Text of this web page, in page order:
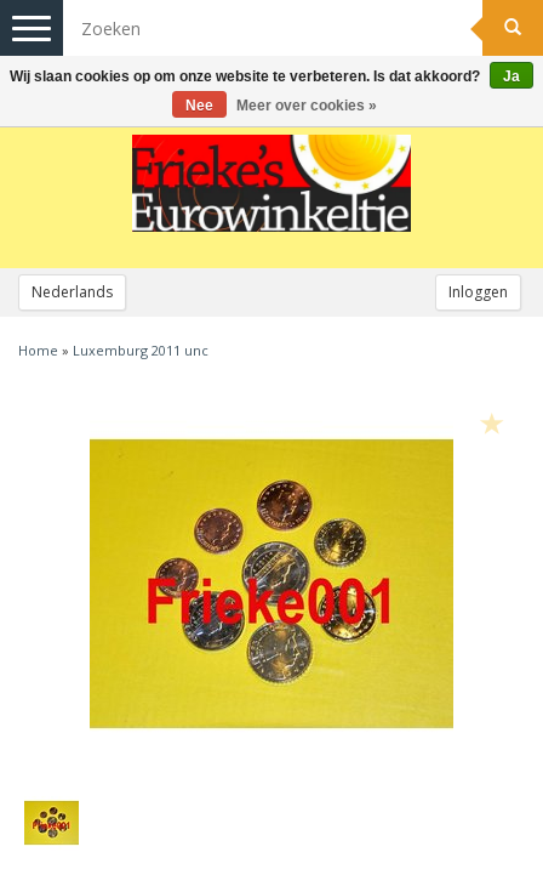
Nederlands Inloggen
Toggle
navigation
Home » Luxemburg 2011 unc
Wij slaan cookies op om onze website te verbeteren. Is dat akkoord?
Ja
Nee
Meer over cookies »